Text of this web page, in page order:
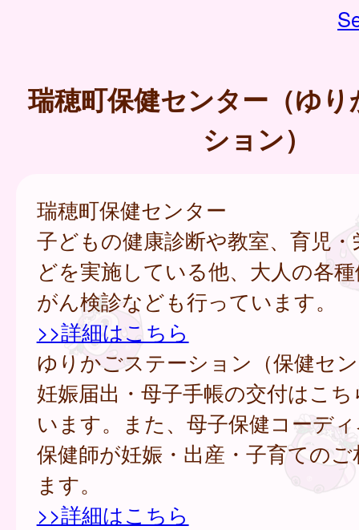
瑞穂町保健センター（ゆ
ション）
瑞穂町保健センター
子どもの健康診断や教室、育児
どを実施している他、大人の各
がん検診なども行っています。
>>詳細はこちら
ゆりかごステーション（保健セ
妊娠届出・母子手帳の交付はこ
います。また、母子保健コーデ
保健師が妊娠・出産・子育ての
ます。
>>詳細はこちら